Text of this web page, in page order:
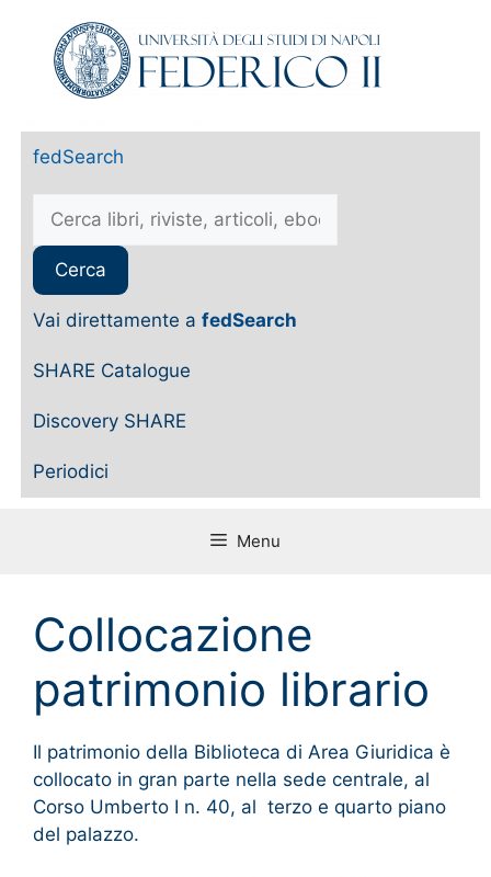
fedSearch
Vai direttamente a fedSearch
SHARE Catalogue
Discovery SHARE
Periodici
Menu
Collocazione
patrimonio librario
Il patrimonio della Biblioteca di Area Giuridica è
collocato in gran parte nella sede centrale, al
Corso Umberto I n. 40, al terzo e quarto piano
del palazzo.